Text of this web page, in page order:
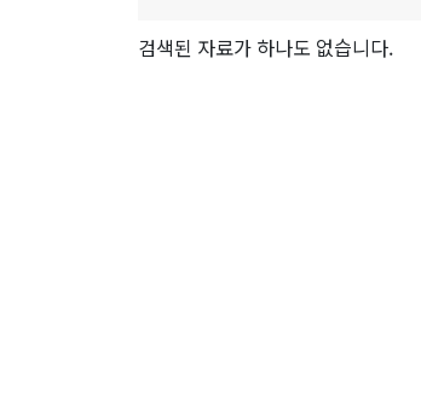
검색된 자료가 하나도 없습니다.